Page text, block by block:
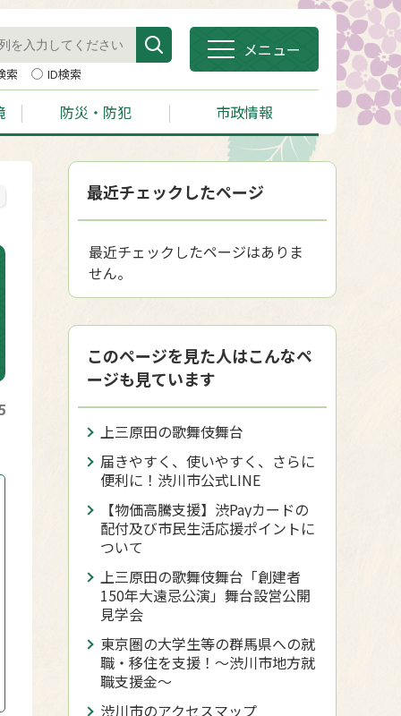
索 ID検索
メニュー
防災・防犯 市政情報
最近チェックしたページ
最近チェックしたページはありま
せん。
このページを見た人はこんなペ
ージも見ています
上三原田の歌舞伎舞台
届きやすく、使いやすく、さらに
便利に！渋川市公式LINE
【物価高騰支援】渋Payカードの
配付及び市民生活応援ポイントに
ついて
上三原田の歌舞伎舞台「創建者
150年大遠忌公演」舞台設営公開
見学会
東京圏の大学生等の群馬県への就
職・移住を支援！～渋川市地方就
職支援金～
渋川市のアクセスマップ